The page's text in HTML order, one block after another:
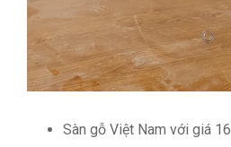
Sàn gỗ Việt Nam với giá